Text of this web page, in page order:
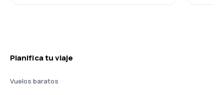
Planifica tu viaje
Vuelos baratos